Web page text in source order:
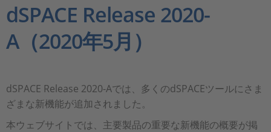
Magazine
採用情報
dSPACE Release 2020-
A（2020年5月）
dSPACE Release 2020-Aでは、多くのdSPACEツールにさま
ざまな新機能が追加されました。
本ウェブサイトでは、主要製品の重要な新機能の概要が掲